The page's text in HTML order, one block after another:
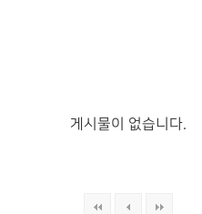
게시물이 없습니다.